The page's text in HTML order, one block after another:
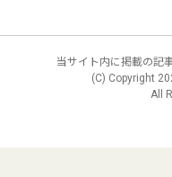
当サイト内に掲載の記
(C) Copyright
All